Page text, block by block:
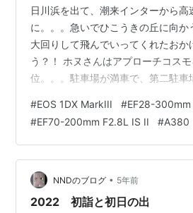
日川浜を出て、潮来インターから
に。。。急いでひこうきの丘に向か
大回りして飛んでいってくれたおか
う？！ ホヌさんはアプローチコス
位。。。駐車場が満車で、第二駐車
セーフ。
#EOS 1DX MarkIII #EF28-
#EF70-200mm F2.8L IS II #A380
NNDのブログ • 5年前
2022 初詣と初日の出